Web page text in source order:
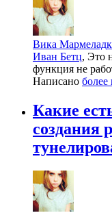
Вика
Иван Бетц, Это
функция не
Написано более
Какие
создания